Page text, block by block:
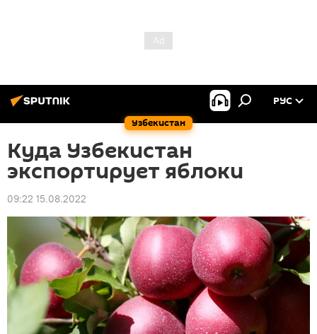
Узбекистан
РУС
Куда Узбекистан
экспортирует яблоки
09:22 15.08.2022